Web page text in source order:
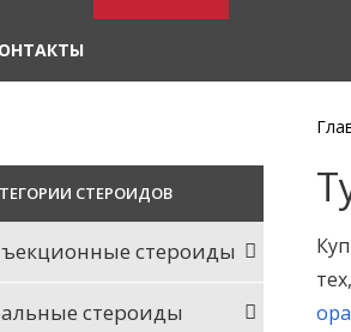
СТЕРОИДОВ
стероиды
стероиды